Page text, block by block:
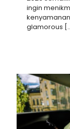
ingin
glamorous